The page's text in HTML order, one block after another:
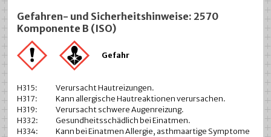
Gefahren- und Sicherheitshinweise: 2570
Komponente B (ISO)
Gefahr
H315:
Verursacht Hautreizungen.
H317:
Kann allergische Hautreaktionen verursachen.
H319:
Verursacht schwere Augenreizung.
H332:
Gesundheitsschädlich bei Einatmen.
H334:
Kann bei Einatmen Allergie, asthmaartige Symptome